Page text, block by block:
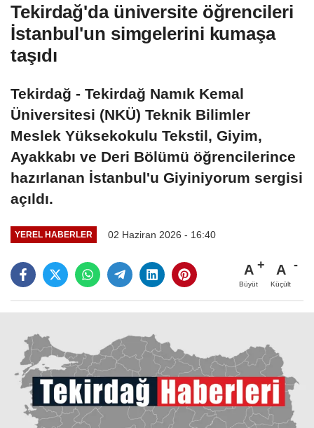
Tekirdağ'da üniversite öğrencileri
İstanbul'un simgelerini kumaşa
taşıdı
Tekirdağ - Tekirdağ Namık Kemal
Üniversitesi (NKÜ) Teknik Bilimler
Meslek Yüksekokulu Tekstil, Giyim,
Ayakkabı ve Deri Bölümü öğrencilerince
hazırlanan İstanbul'u Giyiniyorum sergisi
açıldı.
YEREL HABERLER 02 Haziran 2026 - 16:40
A
Büyüt
A
Küçült